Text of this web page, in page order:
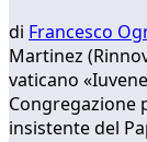
di Francesco
Martinez
vaticano
Congregazione
insistente del